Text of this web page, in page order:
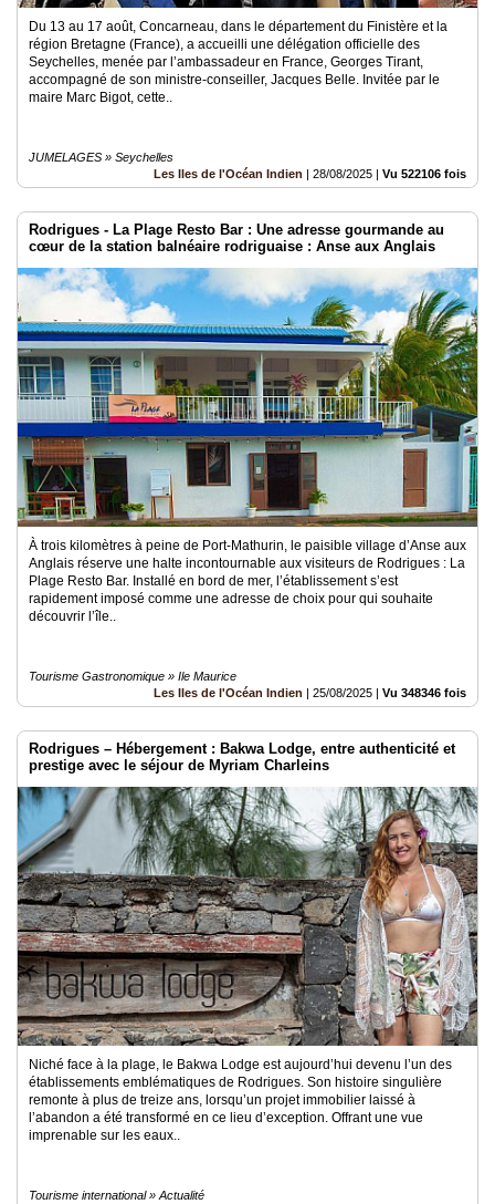
Du 13 au 17 août, Concarneau, dans le département du Finistère et la
région Bretagne (France), a accueilli une délégation officielle des
Seychelles, menée par l’ambassadeur en France, Georges Tirant,
accompagné de son ministre-conseiller, Jacques Belle. Invitée par le
maire Marc Bigot, cette..
JUMELAGES » Seychelles
Les Iles de l'Océan Indien | 28/08/2025 | Vu 522106 fois
Rodrigues - La Plage Resto Bar : Une adresse gourmande au
cœur de la station balnéaire rodriguaise : Anse aux Anglais
À trois kilomètres à peine de Port-Mathurin, le paisible village d’Anse aux
Anglais réserve une halte incontournable aux visiteurs de Rodrigues : La
Plage Resto Bar. Installé en bord de mer, l’établissement s’est
rapidement imposé comme une adresse de choix pour qui souhaite
découvrir l’île..
Tourisme Gastronomique » Ile Maurice
Les Iles de l'Océan Indien | 25/08/2025 | Vu 348346 fois
Rodrigues – Hébergement : Bakwa Lodge, entre authenticité et
prestige avec le séjour de Myriam Charleins
Niché face à la plage, le Bakwa Lodge est aujourd’hui devenu l’un des
établissements emblématiques de Rodrigues. Son histoire singulière
remonte à plus de treize ans, lorsqu’un projet immobilier laissé à
l’abandon a été transformé en ce lieu d’exception. Offrant une vue
imprenable sur les eaux..
Tourisme international » Actualité